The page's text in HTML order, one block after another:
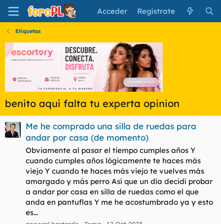
Acceder Regístrate
Etiquetas
benito aqui falta tu experta opinion
Me he comprado una silla de ruedas para
andar por casa (de momento)
Obviamente al pasar el tiempo cumples años Y
cuando cumples años lógicamente te haces más
viejo Y cuando te haces más viejo te vuelves más
amargado y más perro Así que un día decidí probar
a andar por casa en silla de ruedas como el que
anda en pantuflas Y me he acostumbrado ya y esto
es...